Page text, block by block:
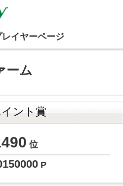
レイヤーページ
ーム
ント賞
位
P